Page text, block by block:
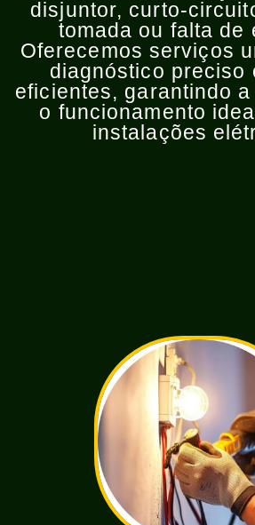
disjuntor, curto-
tomada ou falta de
Oferecemos serviços
diagnóstico preciso
eficientes, garantindo
o funcionamento
instalações